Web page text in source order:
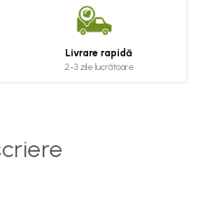
Livrare rapidă
2-3 zile lucrătoare